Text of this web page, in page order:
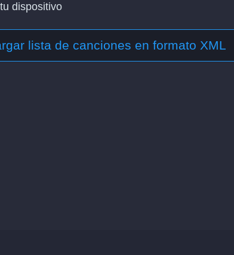
dispositivo
lista de canciones en formato XML